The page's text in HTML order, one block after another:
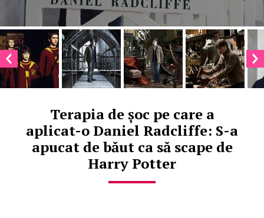
Terapia de șoc pe care a
aplicat-o Daniel Radcliffe: S-a
apucat de băut ca să scape de
Harry Potter